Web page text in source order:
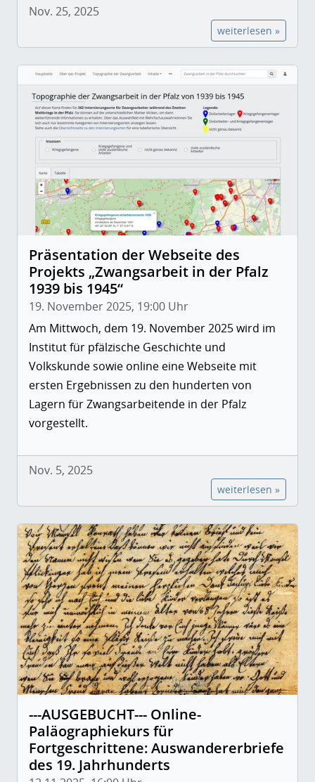
Nov. 25, 2025
weiterlesen »
Präsentation der Webseite des
Projekts „Zwangsarbeit in der Pfalz
1939 bis 1945“
19. November 2025, 19:00 Uhr
Am Mittwoch, dem 19. November 2025 wird im
Institut für pfälzische Geschichte und
Volkskunde sowie online eine Webseite mit
ersten Ergebnissen zu den hunderten von
Lagern für Zwangsarbeitende in der Pfalz
vorgestellt.
Nov. 5, 2025
weiterlesen »
---AUSGEBUCHT--- Online-
Paläographiekurs für
Fortgeschrittene: Auswandererbriefe
des 19. Jahrhunderts